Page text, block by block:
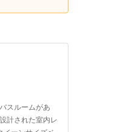
スルームがあ
計された室内レ